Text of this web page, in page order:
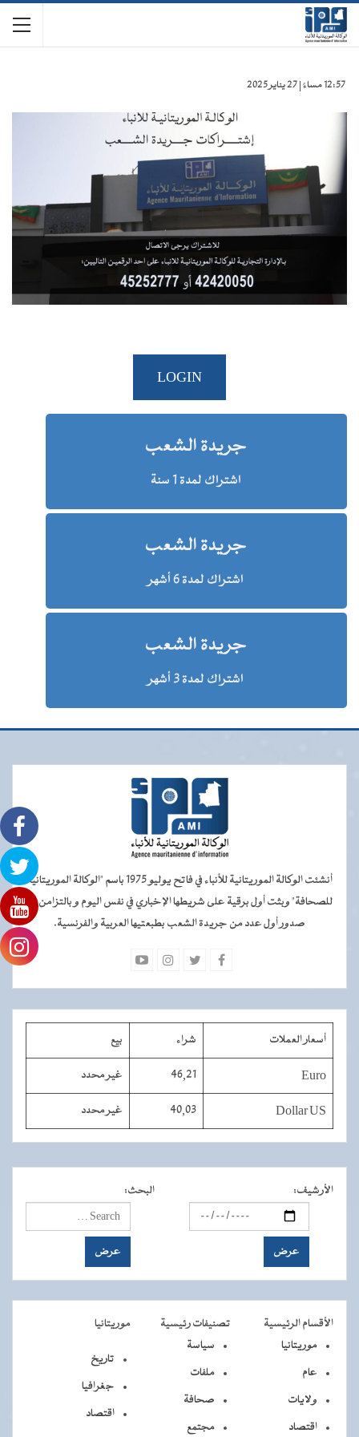
12:57 مساءً | 27 يناير 2025
LOGIN
جريدة الشعب
اشتراك لمدة 1 سنة
جريدة الشعب
اشتراك لمدة 6 أشهر
جريدة الشعب
اشتراك لمدة 3 أشهر
أنشئت الوكالة الموريتانية للأنباء في فاتح يوليو 1975 باسم "الوكالة الموريتانية
للصحافة" وبثت أول برقية على شريطها الإخباري في نفس اليوم و بالتزامن مع
صدور أول عدد من جريدة الشعب بطبعتيها العربية والفرنسية.
أسعار العملات شراء بيع
Euro
46,21 غير محدد
Dollar US
40,03 غير محدد
الأرشيف: البحث:
الأقسام الرئيسية تصنيفات رئيسية
موريتانيا
موريتانيا
عام
ولايات
اقتصاد
سياسة
ملفات
صحافة
مجتمع
تاريخ
جغرافيا
اقتصاد